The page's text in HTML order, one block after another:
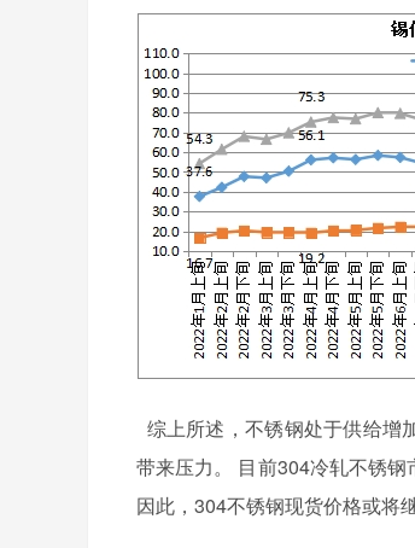
综上所述，不锈钢处于供给增
带来压力。 目前304冷轧不锈钢
因此，304不锈钢现货价格或将